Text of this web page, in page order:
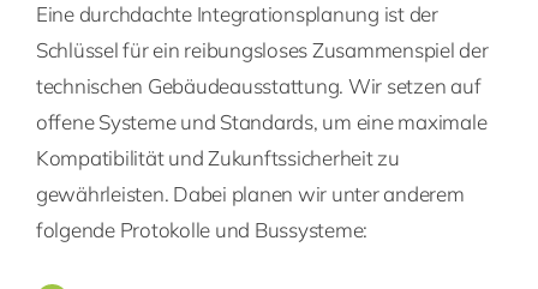
Eine durchdachte Integrationsplanung ist der
Schlüssel für ein reibungsloses Zusammenspiel der
technischen Gebäudeausstattung. Wir setzen auf
offene Systeme und Standards, um eine maximale
Kompatibilität und Zukunftssicherheit zu
gewährleisten. Dabei planen wir unter anderem
folgende Protokolle und Bussysteme: